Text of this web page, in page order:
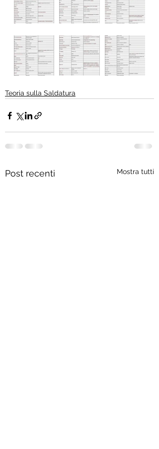
Teoria sulla Saldatura
Post recenti Mostra tutti